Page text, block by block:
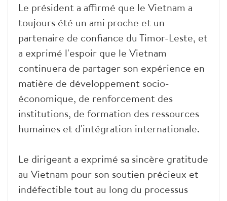
Le président a affirmé que le Vietnam a
toujours été un ami proche et un
partenaire de confiance du Timor-Leste, et
a exprimé l'espoir que le Vietnam
continuera de partager son expérience en
matière de développement socio-
économique, de renforcement des
institutions, de formation des ressources
humaines et d'intégration internationale.
Le dirigeant a exprimé sa sincère gratitude
au Vietnam pour son soutien précieux et
indéfectible tout au long du processus